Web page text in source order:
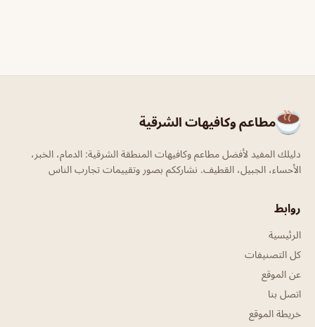
مطاعم وكافيهات الشرقية
دليلك المفيد لأفضل مطاعم وكافيهات المنطقة الشرقية: الدمام، الخبر،
الأحساء، الجبيل، القطيف. نشارككم بصور وتقييمات تجارب الناس
روابط
الرئيسية
كل التصنيفات
عن الموقع
اتصل بنا
خريطة الموقع